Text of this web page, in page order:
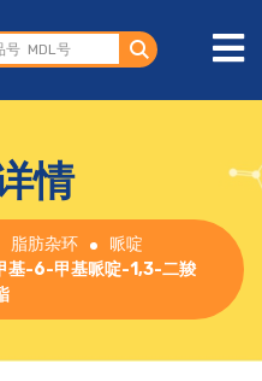
情
脂肪杂环
哌啶
-6-甲基哌啶-1,3-二羧